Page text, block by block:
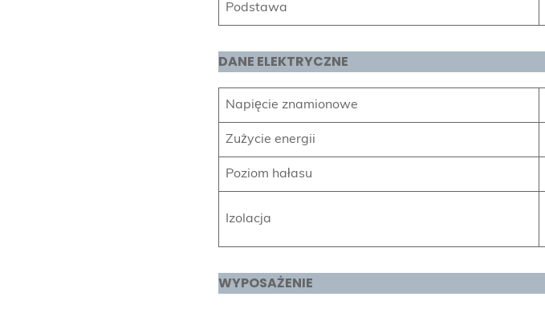
Podstawa
DANE ELEKTRYCZNE
Napięcie znamionowe
Zużycie energii
Poziom hałasu
Izolacja
WYPOSAŻENIE